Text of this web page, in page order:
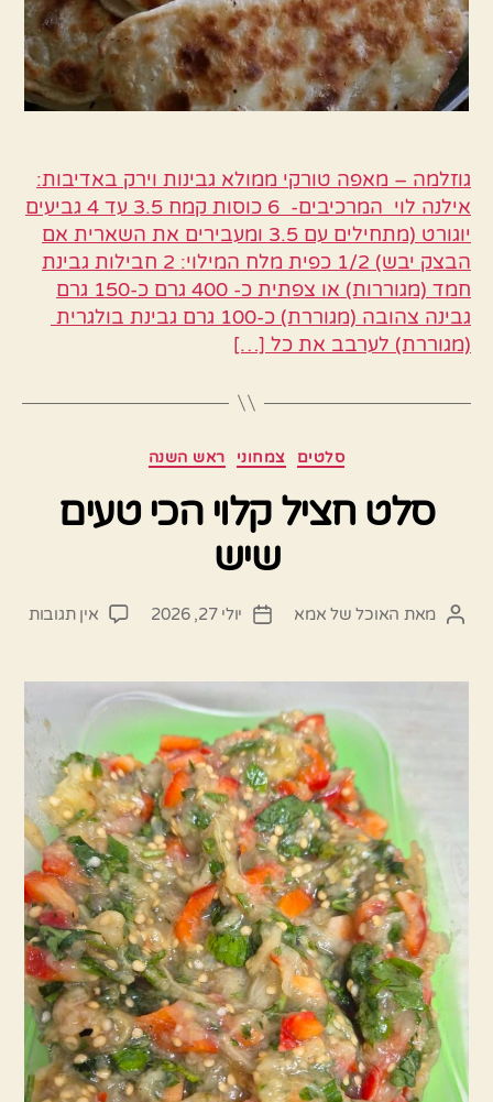
גוזלמה – מאפה טורקי ממולא גבינות וירק באדיבות:
אילנה לוי המרכיבים- 6 כוסות קמח 3.5 עד 4 גביעים
יוגורט (מתחילים עם 3.5 ומעבירים את השארית אם
הבצק יבש) 1/2 כפית מלח המילוי: 2 חבילות גבינת
חמד (מגוררות) או צפתית כ- 400 גרם כ-150 גרם
גבינה צהובה (מגוררת) כ-100 גרם גבינת בולגרית
(מגוררת) לערבב את כל […]
קטגוריות סלטים צמחוני ראש השנה
סלט חציל קלוי הכי טעים
שיש
המחבר
מאת האוכל של אמא
תאריך
יולי 27, 2026 אין תגובות
קלוי
הכי
שיש